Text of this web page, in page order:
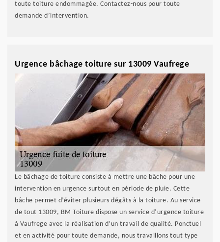
toute toiture endommagée. Contactez-nous pour toute
demande d’intervention.
Urgence bâchage toiture sur 13009 Vaufrege
Le bâchage de toiture consiste à mettre une bâche pour une
intervention en urgence surtout en période de pluie. Cette
bâche permet d’éviter plusieurs dégâts à la toiture. Au service
de tout 13009, BM Toiture dispose un service d’urgence toiture
à Vaufrege avec la réalisation d’un travail de qualité. Ponctuel
et en activité pour toute demande, nous travaillons tout type